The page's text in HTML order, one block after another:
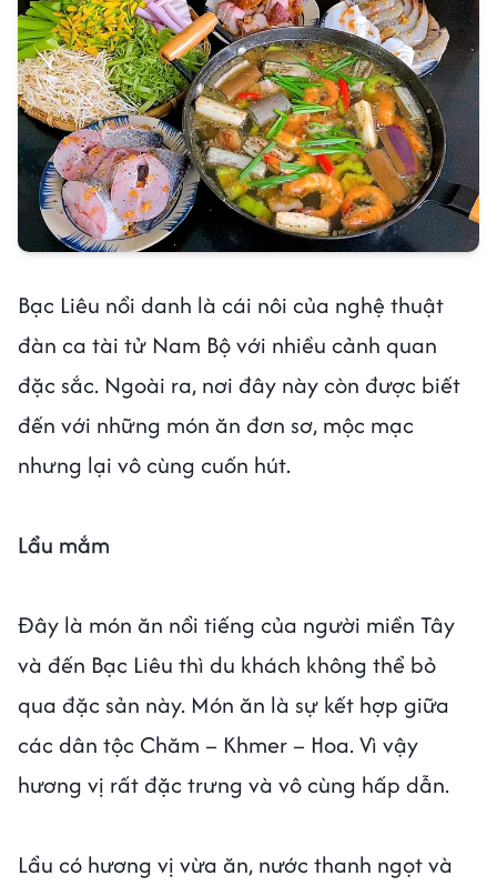
Bạc Liêu nổi danh là cái nôi của nghệ thuật
đàn ca tài tử Nam Bộ với nhiều cảnh quan
đặc sắc. Ngoài ra, nơi đây này còn được biết
đến với những món ăn đơn sơ, mộc mạc
nhưng lại vô cùng cuốn hút.
Lẩu mắm
Đây là món ăn nổi tiếng của người miền Tây
và đến Bạc Liêu thì du khách không thể bỏ
qua đặc sản này. Món ăn là sự kết hợp giữa
các dân tộc Chăm – Khmer – Hoa. Vì vậy
hương vị rất đặc trưng và vô cùng hấp dẫn.
Lẩu có hương vị vừa ăn, nước thanh ngọt và